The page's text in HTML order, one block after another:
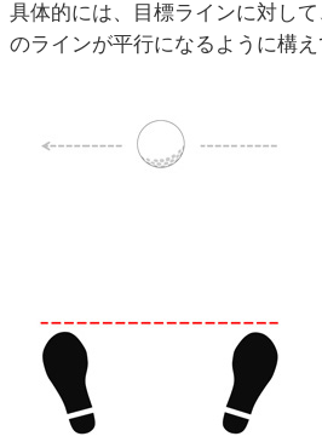
具体的には、目標ラインに対し
のラインが平行になるように構え